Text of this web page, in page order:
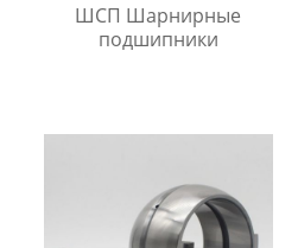
ШСП Шарнирные
подшипники